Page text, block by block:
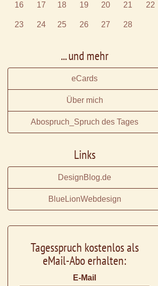
16 17 18 19 20 21 22
23 24 25 26 27 28
... und mehr
eCards
Über mich
Abospruch_Spruch des Tages
Links
DesignBlog.de
BlueLionWebdesign
Tagesspruch kostenlos als
eMail-Abo erhalten:
E-Mail